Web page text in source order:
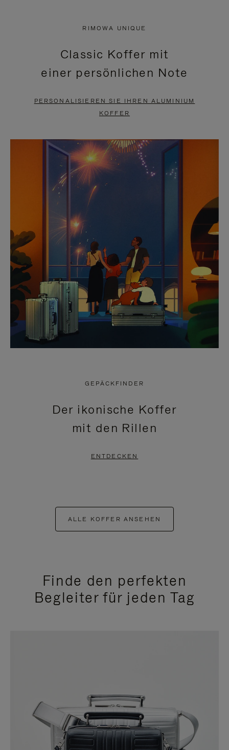
PAUSIERT,
BITTE
DRÜCKEN
ANZUHALTEN
KLICKEN
SIE
ZUM
AUFHEBEN
STUMMSCHALTUNG
RIMOWA UNIQUE
Classic Koffer mit
einer persönlichen Note
PERSONALISIEREN SIE IHREN ALUMINIUM
KOFFER
GEPÄCKFINDER
Der ikonische Koffer
mit den Rillen
ENTDECKEN
ALLE KOFFER ANSEHEN
Finde den perfekten
Begleiter für jeden Tag